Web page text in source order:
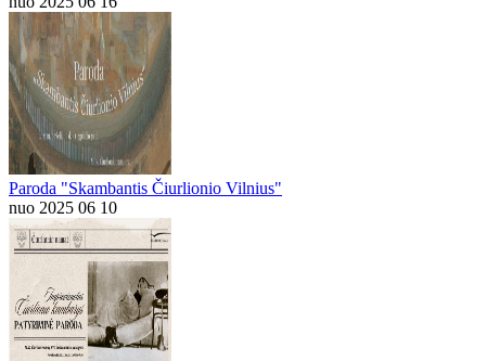
Paroda "Skambantis Čiurlionio Vilnius"
nuo 2025 06 10